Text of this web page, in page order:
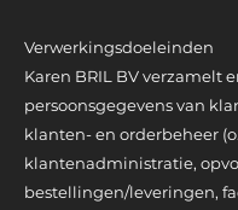
Verwerkingsdoeleinden
Karen BRIL BV verzamelt
persoonsgegevens van
klanten- en orderbeheer
klantenadministratie,
bestellingen/leveringen,